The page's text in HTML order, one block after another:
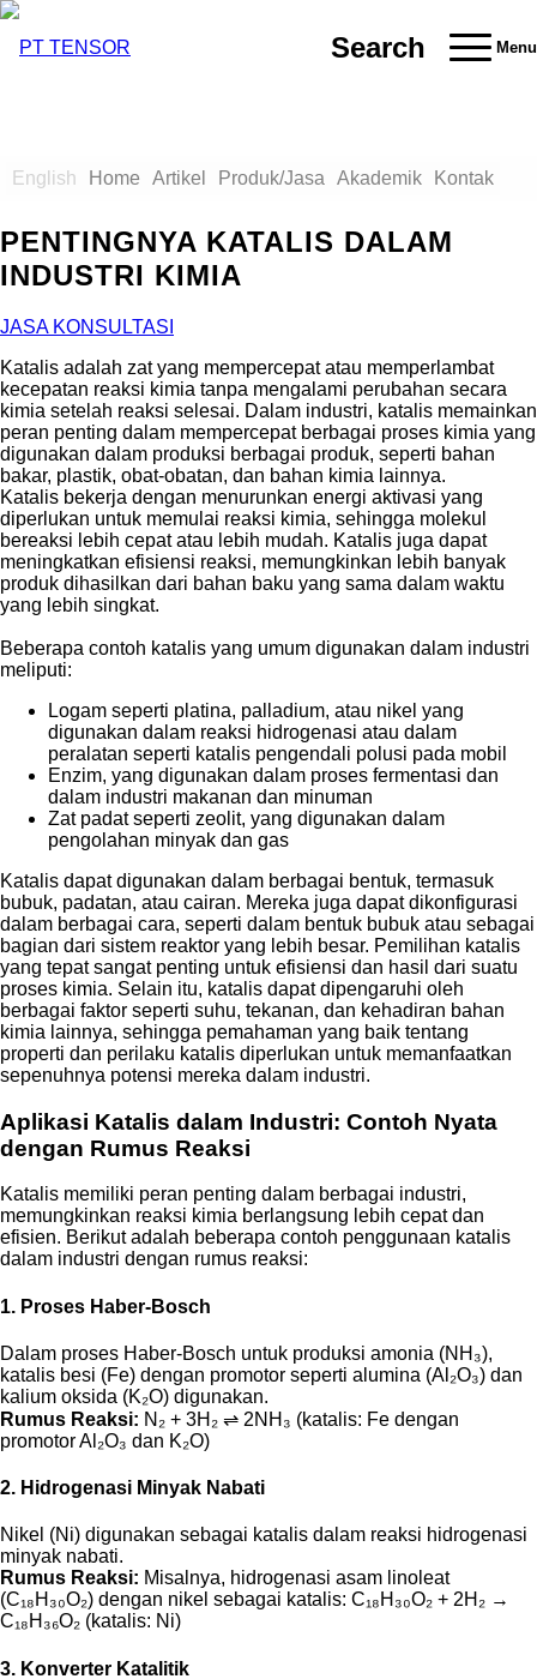
Search Menu
English Home Artikel Produk/Jasa Akademik Kontak
PENTINGNYA KATALIS DALAM
INDUSTRI KIMIA
JASA KONSULTASI
Katalis adalah zat yang mempercepat atau memperlambat
kecepatan reaksi kimia tanpa mengalami perubahan secara
kimia setelah reaksi selesai. Dalam industri, katalis memainkan
peran penting dalam mempercepat berbagai proses kimia yang
digunakan dalam produksi berbagai produk, seperti bahan
bakar, plastik, obat-obatan, dan bahan kimia lainnya.
Katalis bekerja dengan menurunkan energi aktivasi yang
diperlukan untuk memulai reaksi kimia, sehingga molekul
bereaksi lebih cepat atau lebih mudah. Katalis juga dapat
meningkatkan efisiensi reaksi, memungkinkan lebih banyak
produk dihasilkan dari bahan baku yang sama dalam waktu
yang lebih singkat.
Beberapa contoh katalis yang umum digunakan dalam industri
meliputi:
Logam seperti platina, palladium, atau nikel yang
digunakan dalam reaksi hidrogenasi atau dalam
peralatan seperti katalis pengendali polusi pada mobil
Enzim, yang digunakan dalam proses fermentasi dan
dalam industri makanan dan minuman
Zat padat seperti zeolit, yang digunakan dalam
pengolahan minyak dan gas
Katalis dapat digunakan dalam berbagai bentuk, termasuk
bubuk, padatan, atau cairan. Mereka juga dapat dikonfigurasi
dalam berbagai cara, seperti dalam bentuk bubuk atau sebagai
bagian dari sistem reaktor yang lebih besar. Pemilihan katalis
yang tepat sangat penting untuk efisiensi dan hasil dari suatu
proses kimia. Selain itu, katalis dapat dipengaruhi oleh
berbagai faktor seperti suhu, tekanan, dan kehadiran bahan
kimia lainnya, sehingga pemahaman yang baik tentang
properti dan perilaku katalis diperlukan untuk memanfaatkan
sepenuhnya potensi mereka dalam industri.
Aplikasi Katalis dalam Industri: Contoh Nyata
dengan Rumus Reaksi
Katalis memiliki peran penting dalam berbagai industri,
memungkinkan reaksi kimia berlangsung lebih cepat dan
efisien. Berikut adalah beberapa contoh penggunaan katalis
dalam industri dengan rumus reaksi:
1. Proses Haber-Bosch
Dalam proses Haber-Bosch untuk produksi amonia (NH₃),
katalis besi (Fe) dengan promotor seperti alumina (Al₂O₃) dan
kalium oksida (K₂O) digunakan.
Rumus Reaksi: N₂ + 3H₂ ⇌ 2NH₃ (katalis: Fe dengan
promotor Al₂O₃ dan K₂O)
2. Hidrogenasi Minyak Nabati
Nikel (Ni) digunakan sebagai katalis dalam reaksi hidrogenasi
minyak nabati.
Rumus Reaksi: Misalnya, hidrogenasi asam linoleat
(C₁₈H₃₀O₂) dengan nikel sebagai katalis: C₁₈H₃₀O₂ + 2H₂ →
C₁₈H₃₆O₂ (katalis: Ni)
3. Konverter Katalitik